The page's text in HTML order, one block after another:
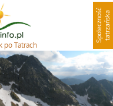
po Tatrach
S
p
o
ł
e
c
z
n
oś
ć
t
a
t
r
z
a
ń
s
ka